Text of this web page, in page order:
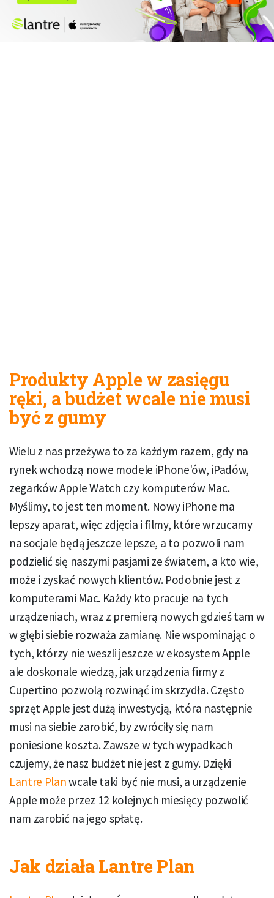
Produkty Apple w zasięgu
ręki, a budżet wcale nie musi
być z gumy
Wielu z nas przeżywa to za każdym razem, gdy na
rynek wchodzą nowe modele iPhone'ów, iPadów,
zegarków Apple Watch czy komputerów Mac.
Myślimy, to jest ten moment. Nowy iPhone ma
lepszy aparat, więc zdjęcia i filmy, które wrzucamy
na socjale będą jeszcze lepsze, a to pozwoli nam
podzielić się naszymi pasjami ze światem, a kto wie,
może i zyskać nowych klientów. Podobnie jest z
komputerami Mac. Każdy kto pracuje na tych
urządzeniach, wraz z premierą nowych gdzieś tam w
w głębi siebie rozważa zamianę. Nie wspominając o
tych, którzy nie weszli jeszcze w ekosystem Apple
ale doskonale wiedzą, jak urządzenia firmy z
Cupertino pozwolą rozwinąć im skrzydła. Często
sprzęt Apple jest dużą inwestycją, która następnie
musi na siebie zarobić, by zwróciły się nam
poniesione koszta. Zawsze w tych wypadkach
czujemy, że nasz budżet nie jest z gumy. Dzięki
Lantre Planwcale taki być nie musi, a urządzenie
Apple może przez 12 kolejnych miesięcy pozwolić
nam zarobić na jego spłatę.
Jak działa Lantre Plan